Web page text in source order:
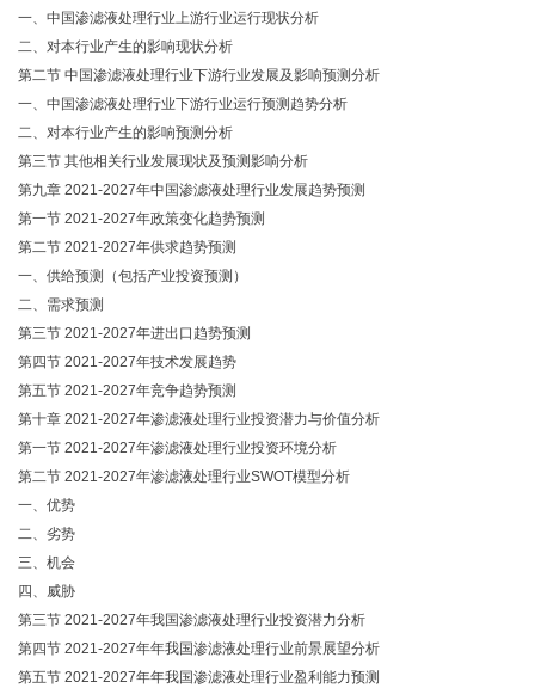
一、中国渗滤液处理行业上游行业运行现状分析
二、对本行业产生的影响现状分析
第二节 中国渗滤液处理行业下游行业发展及影响预测分析
一、中国渗滤液处理行业下游行业运行预测趋势分析
二、对本行业产生的影响预测分析
第三节 其他相关行业发展现状及预测影响分析
第九章 2021-2027年中国渗滤液处理行业发展趋势预测
第一节 2021-2027年政策变化趋势预测
第二节 2021-2027年供求趋势预测
一、供给预测（包括产业投资预测）
二、需求预测
第三节 2021-2027年进出口趋势预测
第四节 2021-2027年技术发展趋势
第五节 2021-2027年竞争趋势预测
第十章 2021-2027年渗滤液处理行业投资潜力与价值分析
第一节 2021-2027年渗滤液处理行业投资环境分析
第二节 2021-2027年渗滤液处理行业SWOT模型分析
一、优势
二、劣势
三、机会
四、威胁
第三节 2021-2027年我国渗滤液处理行业投资潜力分析
第四节 2021-2027年年我国渗滤液处理行业前景展望分析
第五节 2021-2027年年我国渗滤液处理行业盈利能力预测